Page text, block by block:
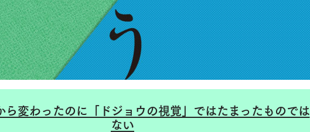
ら変わったのに「ドジョウの視覚」ではたまったものでは
ない